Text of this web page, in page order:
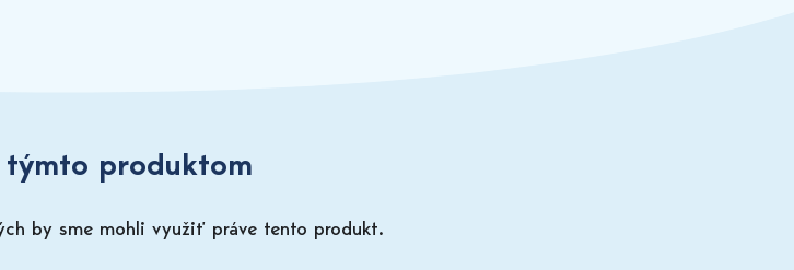
týmto produktom
by sme mohli využiť práve tento produkt.